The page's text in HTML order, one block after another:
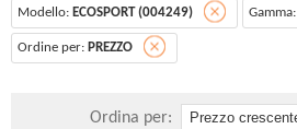
Modello: ECOSPORT (004249) Gamma:
Ordine per: PREZZO
Ordina per: